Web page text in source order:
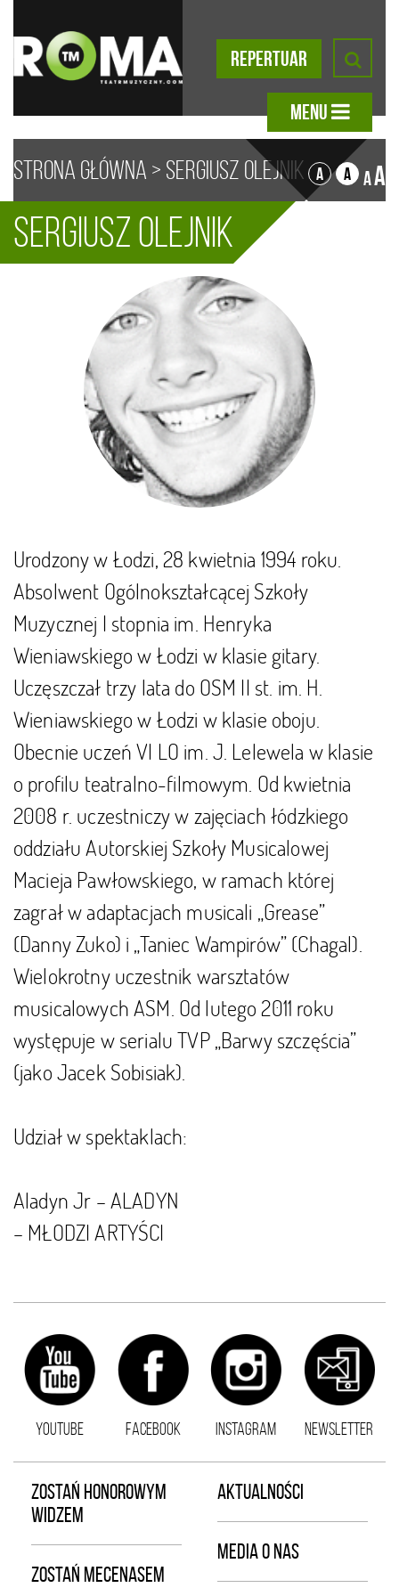
REPERTUAR
MENU
Strona główna > Sergiusz Olejnik A A AA
Sergiusz Olejnik
Urodzony w Łodzi, 28 kwietnia 1994 roku.
Absolwent Ogólnokształcącej Szkoły
Muzycznej I stopnia im. Henryka
Wieniawskiego w Łodzi w klasie gitary.
Uczęszczał trzy lata do OSM II st. im. H.
Wieniawskiego w Łodzi w klasie oboju.
Obecnie uczeń VI LO im. J. Lelewela w klasie
o profilu teatralno-filmowym. Od kwietnia
2008 r. uczestniczy w zajęciach łódzkiego
oddziału Autorskiej Szkoły Musicalowej
Macieja Pawłowskiego, w ramach której
zagrał w adaptacjach musicali „Grease”
(Danny Zuko) i „Taniec Wampirów” (Chagal).
Wielokrotny uczestnik warsztatów
musicalowych ASM. Od lutego 2011 roku
występuje w serialu TVP „Barwy szczęścia”
(jako Jacek Sobisiak).
Udział w spektaklach:
Aladyn Jr – ALADYN
– MŁODZI ARTYŚCI
YOUTUBE FACEBOOK INSTAGRAM NEWSLETTER
ZOSTAŃ HONOROWYM
WIDZEM
ZOSTAŃ MECENASEM
AKTUALNOŚCI
MEDIA O NAS